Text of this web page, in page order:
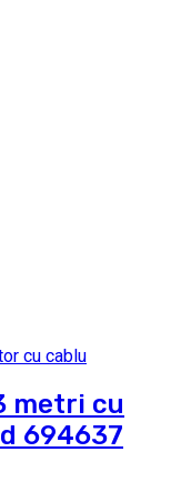
cu cablu
metri cu
694637